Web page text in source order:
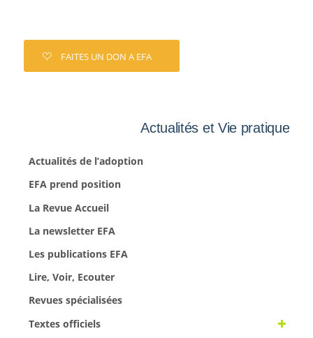
FAITES UN DON A EFA
Actualités et Vie pratique
Actualités de l’adoption
EFA prend position
La Revue Accueil
La newsletter EFA
Les publications EFA
Lire, Voir, Ecouter
Revues spécialisées
Textes officiels